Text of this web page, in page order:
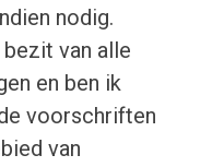
nodig.
bezit van alle
en ben ik
voorschriften
van